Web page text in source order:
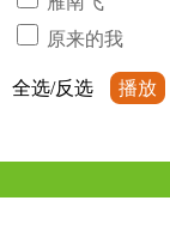
原来的我
全选/反选 播放